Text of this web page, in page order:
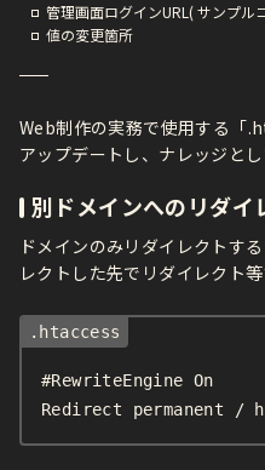
管理画面ログインURL( サンプル
値の変更箇所
Web制作の実務で使用する「
アップデートし、ナレッジとし
別ドメインへのリダイ
ドメインのみリダイレクトす
レクトした先でリダイレクト等
#RewriteEngine On
Redirect permanent